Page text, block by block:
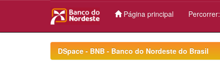
Página principal Percorrer:
DSpace - BNB - Banco do Nordeste do Brasil